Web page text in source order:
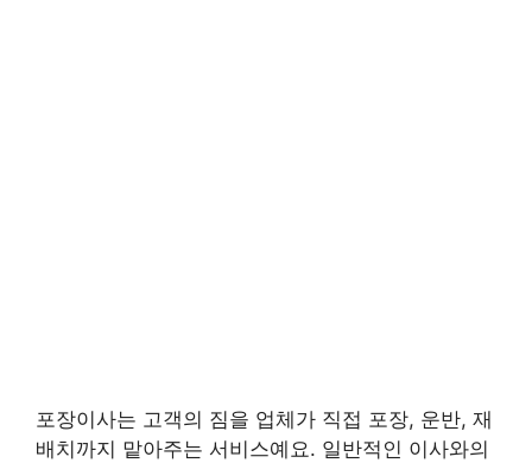
포장이사는 고객의 짐을 업체가 직접 포장, 운반, 재
배치까지 맡아주는 서비스예요. 일반적인 이사와의